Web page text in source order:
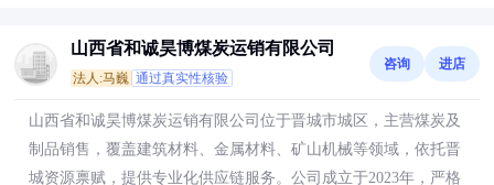
山西省和诚昊博煤炭运销有限公司
法人:马巍 通过真实性核验
咨询 进店
山西省和诚昊博煤炭运销有限公司位于晋城市城区，主营煤炭及
制品销售，覆盖建筑材料、金属材料、矿山机械等领域，依托晋
城资源禀赋，提供专业化供应链服务。公司成立于2023年，严格